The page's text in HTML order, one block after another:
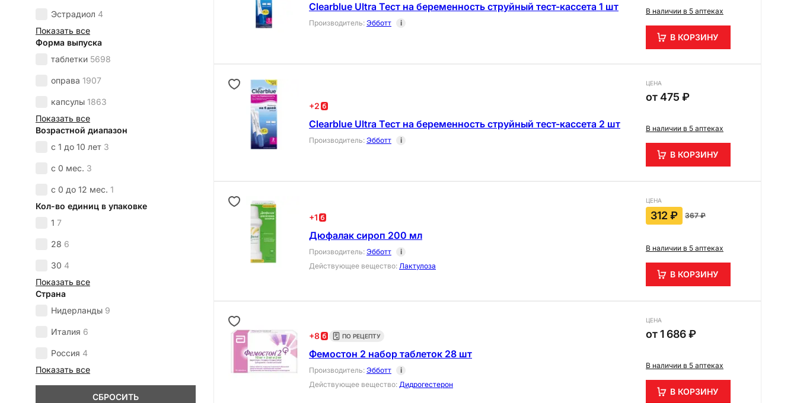
Эстрадиол 4
Показать все
Форма выпуска
таблетки 5698
оправа 1907
капсулы 1863
Показать все
Возрастной диапазон
с 1 до 10 лет 3
с 0 мес. 3
с 0 до 12 мес. 1
Кол-во единиц в упаковке
1 7
28 6
30 4
Показать все
Страна
Нидерланды 9
Италия 6
Россия 4
Показать все
СБРОСИТЬ
Clearblue Ultra Тест на беременность струйный тест-кассета 1 шт
Производитель: Эбботт i
В наличии в 5 аптеках
В КОРЗИНУ
+2
Clearblue Ultra Тест на беременность струйный тест-кассета 2 шт
Производитель: Эбботт i
ЦЕНА
от475 ₽
В наличии в 5 аптеках
В КОРЗИНУ
+1
Дюфалак сироп 200 мл
Производитель: Эбботт
i
Действующее вещество: Лактулоза
ЦЕНА
312 ₽ 367 ₽
В наличии в 5 аптеках
В КОРЗИНУ
+8 ПО РЕЦЕПТУ
Фемостон 2 набор таблеток 28 шт
Производитель: Эбботт
i
Действующее вещество: Дидрогестерон
ЦЕНА
от1 686 ₽
В наличии в 5 аптеках
В КОРЗИНУ